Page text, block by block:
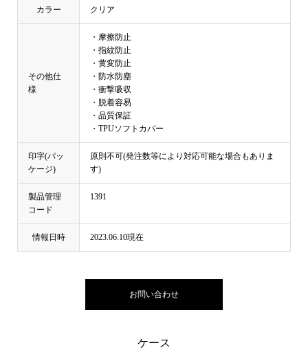
カラー クリア
その他仕
様
・摩擦防止
・指紋防止
・黄変防止
・防水防塵
・衝撃吸収
・脱着容易
・品質保証
・TPUソフトカバー
印字(パッ
ケージ)
原則不可(発注数等により対応可能な場合もありま
す)
製品管理
コード
1391
情報日時 2023.06.10現在
お問い合わせ
ケース